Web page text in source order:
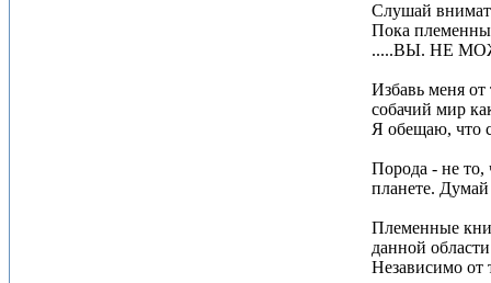
Слушай
Пока
.....ВЫ. НЕ
Избавь меня
собачий мир
Я обещаю, что
Порода - не то,
планете.
Племенные
данной
Независимо от